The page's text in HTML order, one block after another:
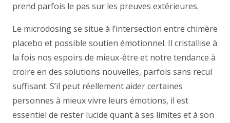
prend parfois le pas sur les preuves extérieures.
Le microdosing se situe à l’intersection entre chimère
placebo et possible soutien émotionnel. Il cristallise à
la fois nos espoirs de mieux-être et notre tendance à
croire en des solutions nouvelles, parfois sans recul
suffisant. S’il peut réellement aider certaines
personnes à mieux vivre leurs émotions, il est
essentiel de rester lucide quant à ses limites et à son